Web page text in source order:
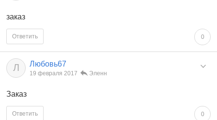
заказ
0
Ответить
Л Любовь67
19 февраля 2017 Эленн
Заказ
0
Ответить